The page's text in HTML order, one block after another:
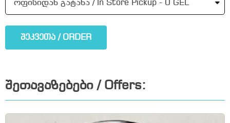
შეკვეთა / ORDER
შეთავაზებები / Offers: